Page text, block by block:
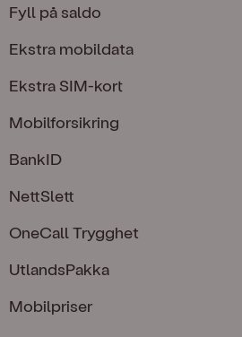
Fyll på saldo
Ekstra mobildata
Ekstra SIM-kort
Mobilforsikring
BankID
NettSlett
OneCall Trygghet
UtlandsPakka
Mobilpriser